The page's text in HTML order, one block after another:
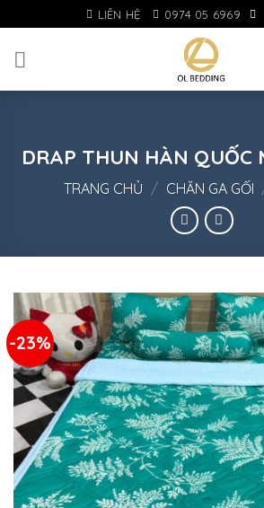
to
content
LIÊN HỆ 0974 05 6969
DRAP THUN HÀN QUỐC
TRANG CHỦ / CHĂN GA GỐI
-23%